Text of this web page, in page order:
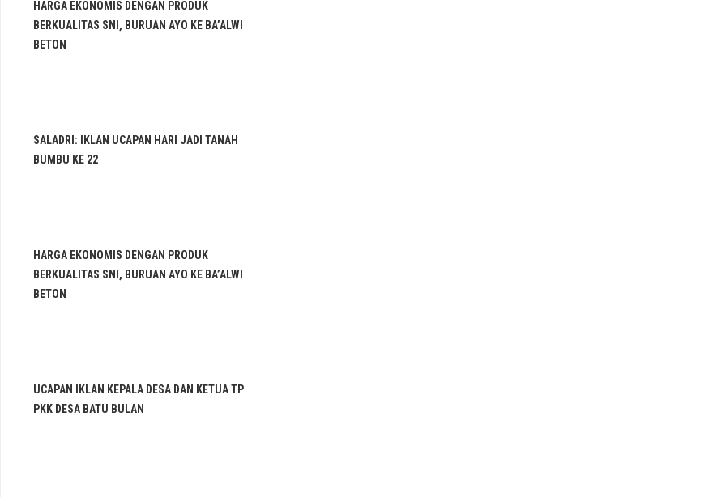
HARGA EKONOMIS DENGAN PRODUK
BERKUALITAS SNI, BURUAN AYO KE BA’ALWI
BETON
SALADRI: IKLAN UCAPAN HARI JADI TANAH
BUMBU KE 22
HARGA EKONOMIS DENGAN PRODUK
BERKUALITAS SNI, BURUAN AYO KE BA’ALWI
BETON
UCAPAN IKLAN KEPALA DESA DAN KETUA TP
PKK DESA BATU BULAN